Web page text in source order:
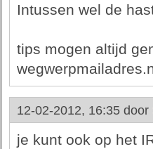
Intussen wel de
tips mogen altijd
12-02-2012, 16:35 door
je kunt ook op het